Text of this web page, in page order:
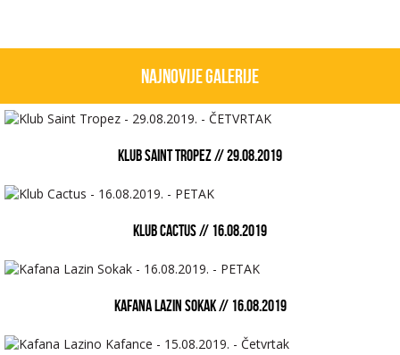
Najnovije galerije
KLUB SAINT TROPEZ // 29.08.2019
KLUB CACTUS // 16.08.2019
KAFANA LAZIN SOKAK // 16.08.2019